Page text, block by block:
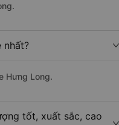
nhất?
Hưng Long.
tốt, xuất sắc, cao